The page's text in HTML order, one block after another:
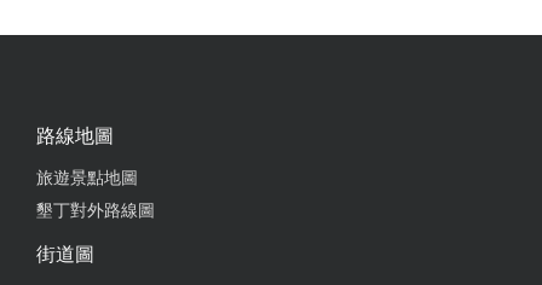
路線地圖
旅遊景點地圖
墾丁對外路線圖
街道圖